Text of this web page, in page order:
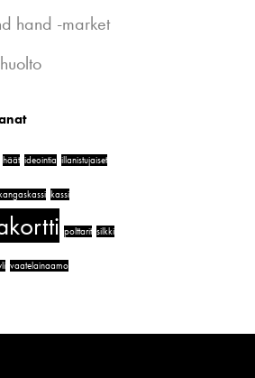
hand -market
häät ideointia illanistujaiset
kassi
polttarit silkki
vaatelainaamo